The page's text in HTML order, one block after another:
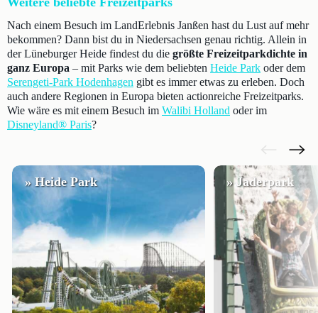
Nach einem Besuch im LandErlebnis Janßen hast du Lust auf mehr
bekommen? Dann bist du in Niedersachsen genau richtig. Allein in
der Lüneburger Heide findest du die größte Freizeitparkdichte in
ganz Europa – mit Parks wie dem beliebten Heide Park oder dem
Serengeti-Park Hodenhagen gibt es immer etwas zu erleben. Doch
auch andere Regionen in Europa bieten actionreiche Freizeitparks.
Wie wäre es mit einem Besuch im Walibi Holland oder im
Disneyland® Paris?
» Heide Park » Jaderpark